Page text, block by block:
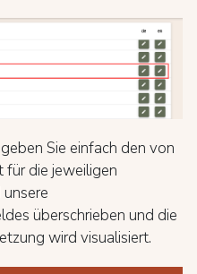
Sie einfach den von
die jeweiligen
überschrieben und die
wird visualisiert.